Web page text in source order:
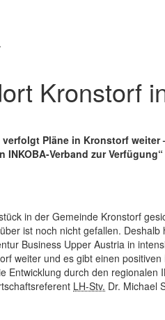
.
Kronstorf
verfolgt Pläne in Kronstorf weiter
Verband zur Verfügung“
in der Gemeinde Kronstorf
ist noch nicht gefallen. Deshalb
Business Upper Austria in
weiter und es gibt einen
durch den regionalen
LH-Stv. Dr. Michael